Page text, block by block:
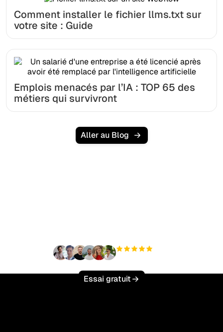
Comment installer le fichier llms.txt sur
votre site : Guide
Emplois menacés par l’IA : TOP 65 des
métiers qui survivront
Aller au Blog
Essai gratuit